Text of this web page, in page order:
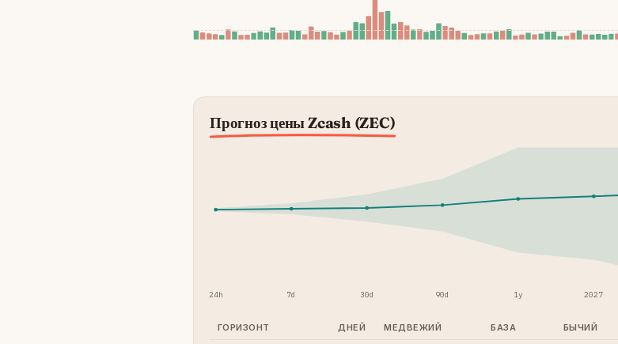
Прогноз цены Zcash (ZEC)
24h 7d 30d 90d 1y 2027
ГОРИЗОНТ ДНЕЙ МЕДВЕЖИЙ БАЗА БЫЧИЙ